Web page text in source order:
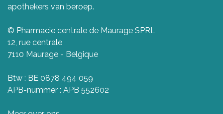
apothekers van beroep.
© Pharmacie centrale de Maurage SPRL
12, rue centrale
7110 Maurage - Belgique
Btw : BE 0878 494 059
APB-nummer : APB 552602